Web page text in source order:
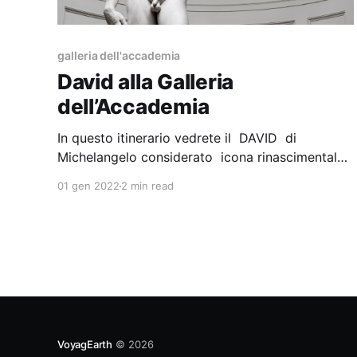
galleria dell'accademia
David alla Galleria
dell’Accademia
In questo itinerario vedrete il DAVID di
Michelangelo considerato icona rinascimentale
Galleria dell’Accademia Questa galleria ha un
01 gen 2022 2 min read
VoyagEarth © 2026